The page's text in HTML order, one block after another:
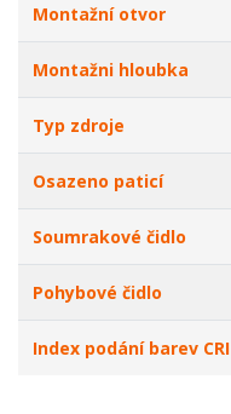
Montažní otvor
Montažni hloubka
Typ zdroje
Osazeno paticí
Soumrakové čidlo
Pohybové čidlo
Index podání barev CRI